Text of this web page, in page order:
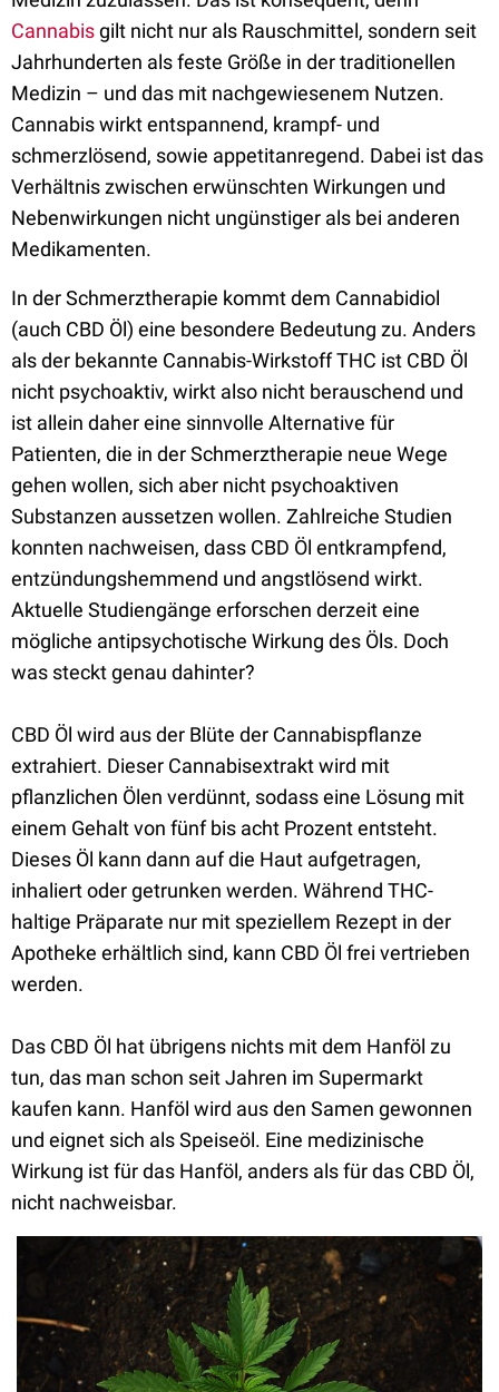
Cannabisgilt nicht nur als Rauschmittel, sondern seit
Jahrhunderten als feste Größe in der traditionellen
Medizin – und das mit nachgewiesenem Nutzen.
Cannabis wirkt entspannend, krampf- und
schmerzlösend, sowie appetitanregend. Dabei ist das
Verhältnis zwischen erwünschten Wirkungen und
Nebenwirkungen nicht ungünstiger als bei anderen
Medikamenten.
In der Schmerztherapie kommt dem Cannabidiol
(auch CBD Öl) eine besondere Bedeutung zu. Anders
als der bekannte Cannabis-Wirkstoff THC ist CBD Öl
nicht psychoaktiv, wirkt also nicht berauschend und
ist allein daher eine sinnvolle Alternative für
Patienten, die in der Schmerztherapie neue Wege
gehen wollen, sich aber nicht psychoaktiven
Substanzen aussetzen wollen. Zahlreiche Studien
konnten nachweisen, dass CBD Öl entkrampfend,
entzündungshemmend und angstlösend wirkt.
Aktuelle Studiengänge erforschen derzeit eine
mögliche antipsychotische Wirkung des Öls. Doch
was steckt genau dahinter?
CBD Öl wird aus der Blüte der Cannabispflanze
extrahiert. Dieser Cannabisextrakt wird mit
pflanzlichen Ölen verdünnt, sodass eine Lösung mit
einem Gehalt von fünf bis acht Prozent entsteht.
Dieses Öl kann dann auf die Haut aufgetragen,
inhaliert oder getrunken werden. Während THC-
haltige Präparate nur mit speziellem Rezept in der
Apotheke erhältlich sind, kann CBD Öl frei vertrieben
werden.
Das CBD Öl hat übrigens nichts mit dem Hanföl zu
tun, das man schon seit Jahren im Supermarkt
kaufen kann. Hanföl wird aus den Samen gewonnen
und eignet sich als Speiseöl. Eine medizinische
Wirkung ist für das Hanföl, anders als für das CBD Öl,
nicht nachweisbar.